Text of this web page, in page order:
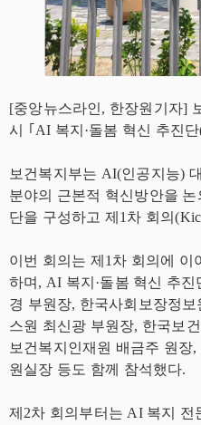
[중앙뉴스라인, 한장원기자]
시 ｢AI 복지·돌봄 혁신 추진
보건복지부는 AI(인공지능)
분야의 근본적 혁신방안을
단을 구성하고 제1차 회의
이번 회의는 제1차 회의에 이
하며, AI 복지·돌봄 혁신 추
경 부원장, 한국사회보장정보
스원 최신광 부원장, 한국보
보건복지인재원 배금주 원장
원실장 등도 함께 참석했다.
제2차 회의부터는 AI 복지 전